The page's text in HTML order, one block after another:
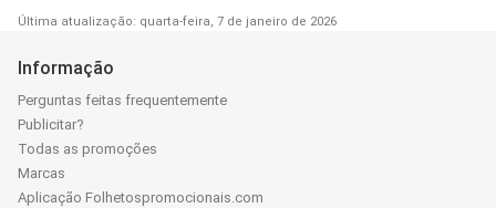
Última atualização: quarta-feira, 7 de janeiro de 2026
Informação
Perguntas feitas frequentemente
Publicitar?
Todas as promoções
Marcas
Aplicação Folhetospromocionais.com